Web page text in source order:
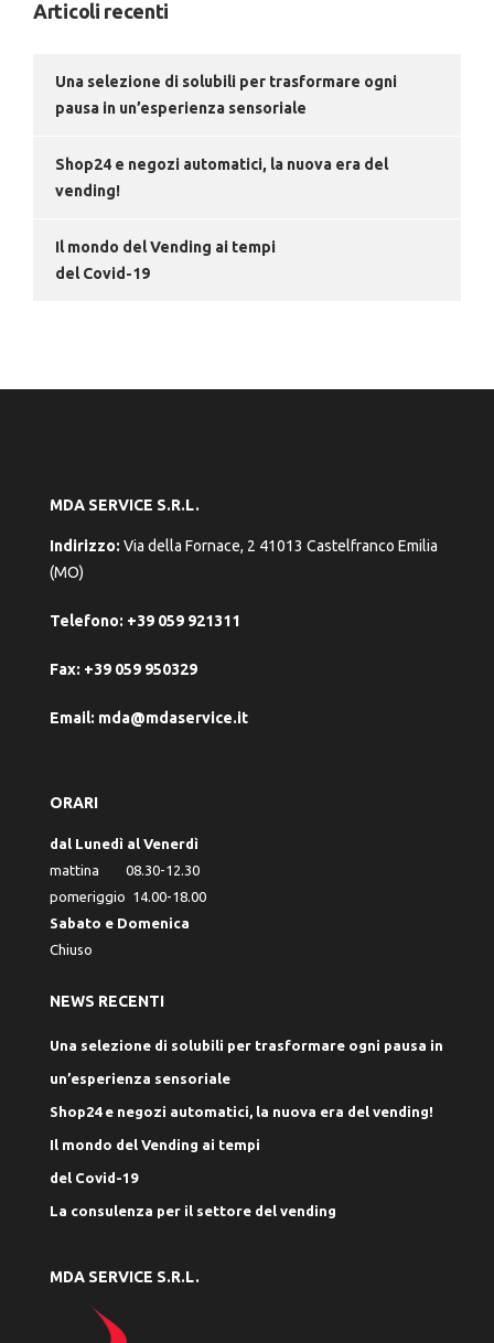
Articoli recenti
Una selezione di solubili per trasformare ogni
pausa in un’esperienza sensoriale
Shop24 e negozi automatici, la nuova era del
vending!
Il mondo del Vending ai tempi
del Covid-19
MDA SERVICE S.R.L.
Indirizzo: Via della Fornace, 2 41013 Castelfranco Emilia
(MO)
Telefono: +39 059 921311
Fax: +39 059 950329
Email: mda@mdaservice.it
ORARI
dal Lunedì al Venerdì
mattina 08.30-12.30
pomeriggio 14.00-18.00
Sabato e Domenica
Chiuso
NEWS RECENTI
Una selezione di solubili per trasformare ogni pausa in
un’esperienza sensoriale
Shop24 e negozi automatici, la nuova era del vending!
Il mondo del Vending ai tempi
del Covid-19
La consulenza per il settore del vending
MDA SERVICE S.R.L.